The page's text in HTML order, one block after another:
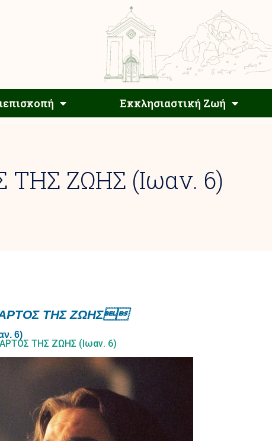
Εκκλησιαστική Ζωή
Αρχιεπισκοπή Εκκλησιαστική Ζωή
ΤΗΣ ΖΩΗΣ (Ιωαν. 6)
ΑΡΤΟΣ ΤΗΣ ΖΩΗΣ
6)
ΤΗΣ ΖΩΗΣ (Ιωαν. 6)